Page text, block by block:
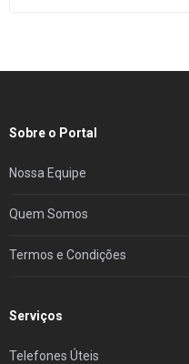
Sobre o Portal
Nossa Equipe
Quem Somos
Termos e Condições
Serviços
Telefones Úteis